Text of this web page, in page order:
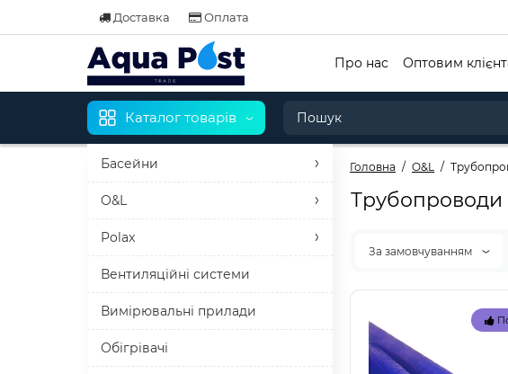
Доставка Оплата
Про нас Оптовим
Каталог товарів
Басейни
O&L
Polax
Вентиляційні системи
Вимірювальні прилади
Обігрівачі
Головна O&L
Трубопроводи
За замовчуванням